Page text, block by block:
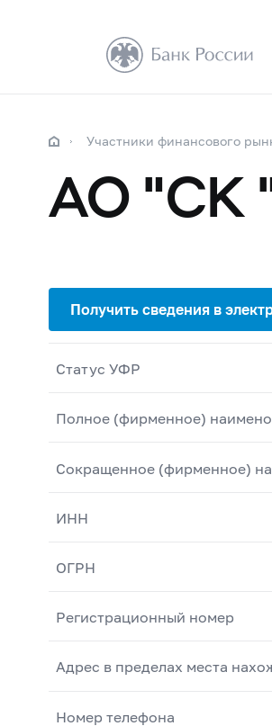
Участники финансового
АО "СК
Статус УФР
Полное (фирменное)
Сокращенное (фирменное)
ИНН
ОГРН
Регистрационный номер
Адрес в пределах места
Номер телефона